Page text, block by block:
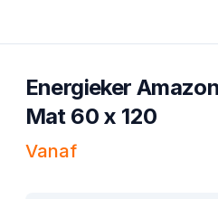
Energieker
Mat 60 x 120
Vanaf